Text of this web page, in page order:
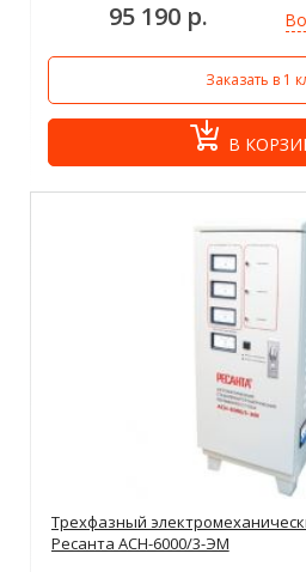
95 190 р.
Заказать в 1
В
Трехфазный
Ресанта АСН-6000/3-ЭМ